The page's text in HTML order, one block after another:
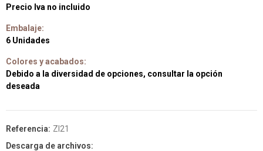
Precio Iva no incluido
Embalaje:
6 Unidades
Colores y acabados:
Debido a la diversidad de opciones, consultar la opción
deseada
Referencia: ZI21
Descarga de archivos: